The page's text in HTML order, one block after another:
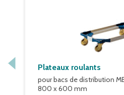
Plateaux roulants
pour bacs de distribution
800 x 600 mm